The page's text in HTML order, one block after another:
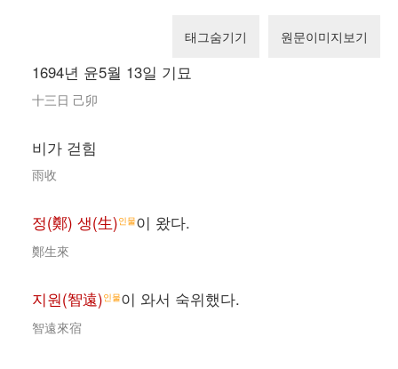
태그숨기기 원문이미지보기
1694년 윤5월 13일 기묘
十三日 己卯
비가 걷힘
雨收
정(鄭) 생(生)인물이 왔다.
鄭生來
지원(智遠)인물이 와서 숙위했다.
智遠來宿